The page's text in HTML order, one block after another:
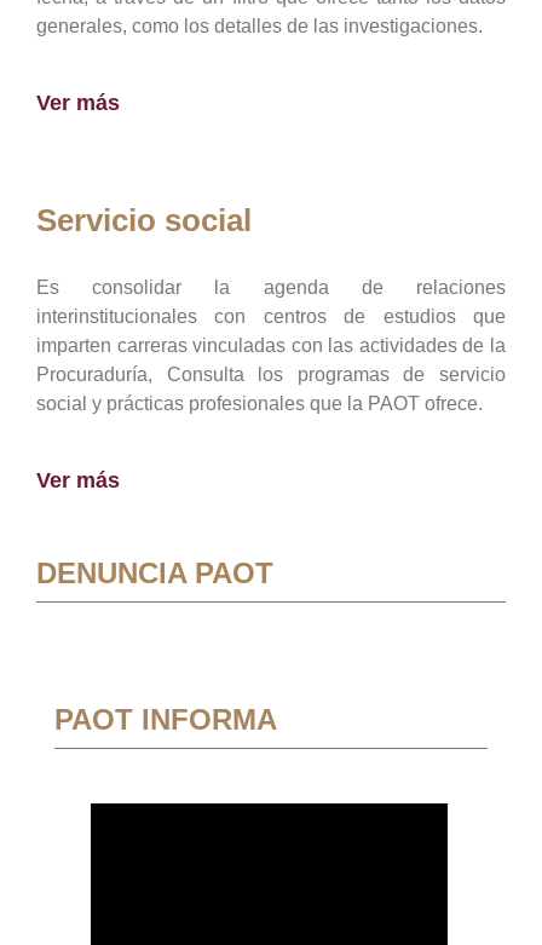
generales, como los detalles de las investigaciones.
Ver más
Servicio social
Es consolidar la agenda de relaciones
interinstitucionales con centros de estudios que
imparten carreras vinculadas con las actividades de la
Procuraduría, Consulta los programas de servicio
social y prácticas profesionales que la PAOT ofrece.
Ver más
DENUNCIA PAOT
PAOT INFORMA